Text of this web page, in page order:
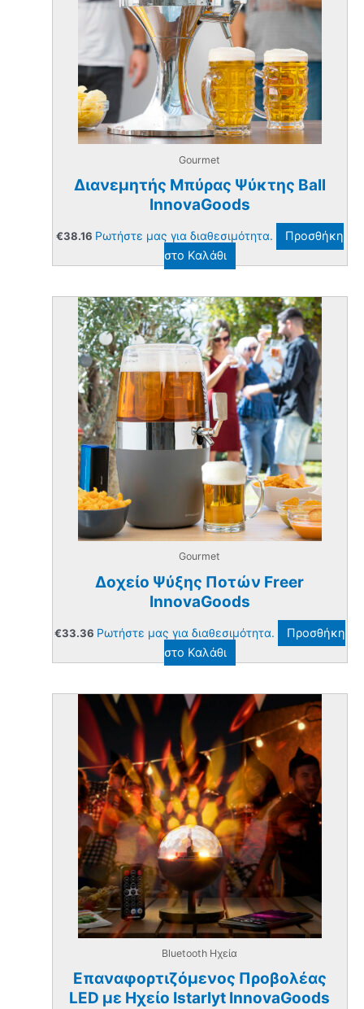
Gourmet
Διανεμητής Μπύρας Ψύκτης Ball
InnovaGoods
€38.16 Ρωτήστε μας για διαθεσιμότητα.
Προσθήκη
στο Καλάθι
Gourmet
Δοχείο Ψύξης Ποτών Freer
InnovaGoods
€33.36 Ρωτήστε μας για διαθεσιμότητα.
Προσθήκη
στο Καλάθι
Bluetooth Ηχεία
Επαναφορτιζόμενος Προβολέας
LED με Hχείο Istarlyt InnovaGoods